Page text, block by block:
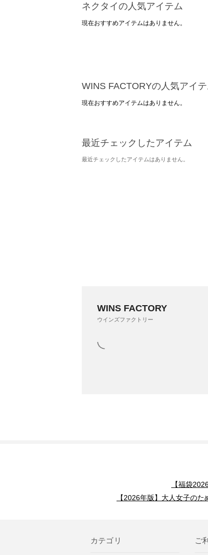
ネクタイの人気アイテム
現在おすすめアイテムはありません。
WINS FACTORYの人気アイテ
現在おすすめアイテムはありません。
最近チェックしたアイテム
最近チェックしたアイテムはありません。
WINS FACTORY
ウインズファクトリー
【福袋
【2026年版】大人女子の
カテゴリ ご